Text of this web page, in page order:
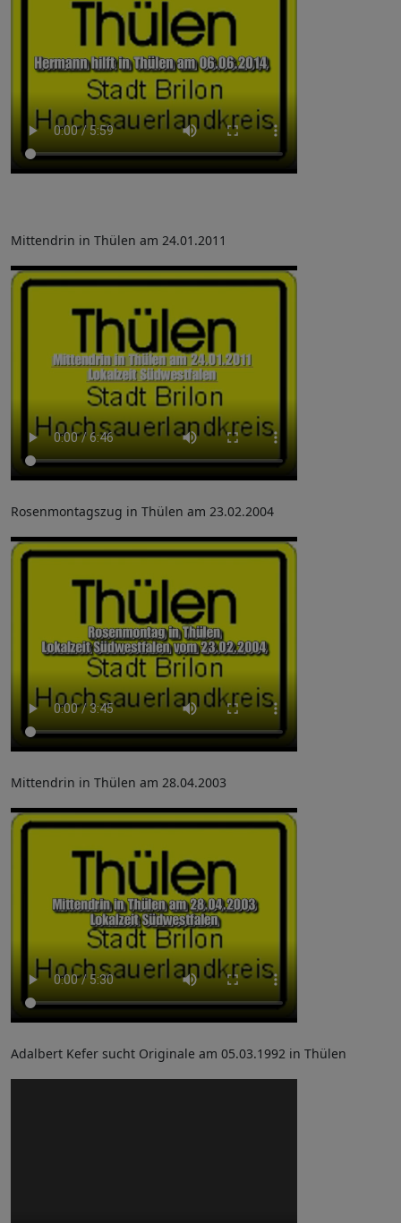
Mittendrin in Thülen am 24.01.2011
Rosenmontagszug in Thülen am 23.02.2004
Mittendrin in Thülen am 28.04.2003
Adalbert Kefer sucht Originale am 05.03.1992 in Thülen